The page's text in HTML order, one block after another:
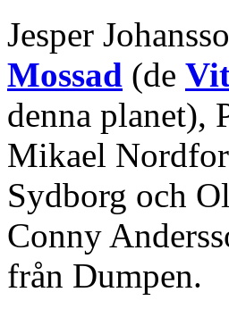
Jesper
Mossad (de
denna planet),
Mikael
Sydborg och
Conny
från Dumpen.